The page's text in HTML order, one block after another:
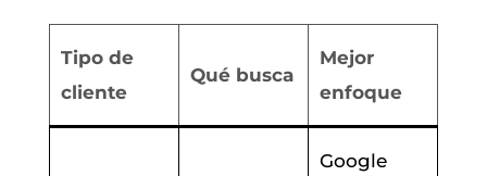
Tipo de
cliente
Qué busca
Mejor
enfoque
Google